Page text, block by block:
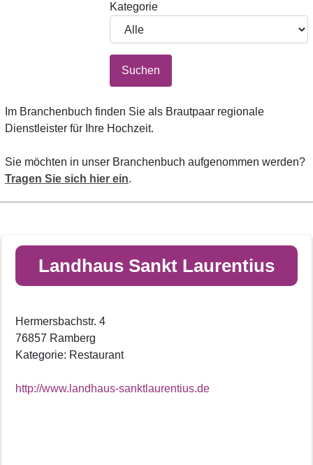
Kategorie
Suchen
Im Branchenbuch finden Sie als Brautpaar regionale
Dienstleister für Ihre Hochzeit.
Sie möchten in unser Branchenbuch aufgenommen werden?
Tragen Sie sich hier ein.
Landhaus Sankt Laurentius
Hermersbachstr. 4
76857 Ramberg
Kategorie: Restaurant
http://www.landhaus-sanktlaurentius.de